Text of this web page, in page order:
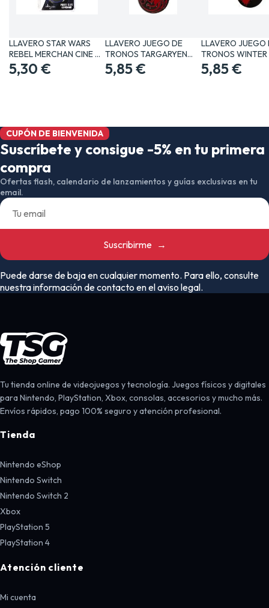
LLAVERO STAR WARS
REBEL MERCHAN CINE Y
TV…
5,30 €
LLAVERO JUEGO DE
TRONOS TARGARYEN
MERCHAN…
5,85 €
LLAVERO JUEGO
TRONOS WINTER
COMING…
5,85 €
CUPÓN DE BIENVENIDA
Suscríbete y consigue -5% en tu primera
compra
Ofertas flash, calendario de lanzamientos y guías exclusivas en tu
email.
Suscribirme →
Puede darse de baja en cualquier momento. Para ello, consulte
nuestra información de contacto en el aviso legal.
Tu tienda online de videojuegos y tecnología. Juegos físicos y digitales
para Nintendo, PlayStation, Xbox, consolas, accesorios y mucho más.
Envíos rápidos, pago 100% seguro y atención profesional.
Tienda
Nintendo eShop
Nintendo Switch
Nintendo Switch 2
Xbox
PlayStation 5
PlayStation 4
Atención cliente
Mi cuenta